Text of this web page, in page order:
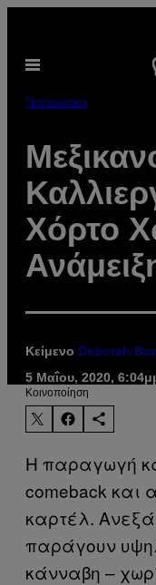
περιεχόμενο
Ανοίξτε
Ναρκωτικά
Χόρτο
Κείμενο Deborah
5 Μαΐου, 2020,
Kοινοποίηση
H παραγωγή
comeback και
καρτέλ.
παράγουν
κάνναβη –